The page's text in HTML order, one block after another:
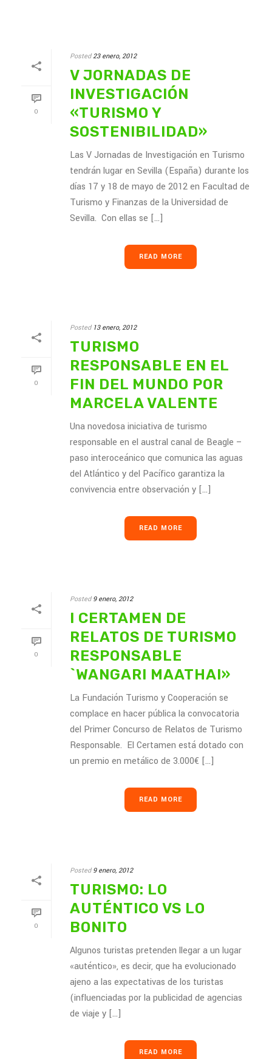
0
Posted 23 enero, 2012
V JORNADAS DE
INVESTIGACIÓN
«TURISMO Y
SOSTENIBILIDAD»
Las V Jornadas de Investigación en Turismo
tendrán lugar en Sevilla (España) durante los
días 17 y 18 de mayo de 2012 en Facultad de
Turismo y Finanzas de la Universidad de
Sevilla. Con ellas se [...]
READ MORE
0
Posted 13 enero, 2012
TURISMO
RESPONSABLE EN EL
FIN DEL MUNDO POR
MARCELA VALENTE
Una novedosa iniciativa de turismo
responsable en el austral canal de Beagle –
paso interoceánico que comunica las aguas
del Atlántico y del Pacífico garantiza la
convivencia entre observación y [...]
READ MORE
0
Posted 9 enero, 2012
I CERTAMEN DE
RELATOS DE TURISMO
RESPONSABLE
`WANGARI MAATHAI»
La Fundación Turismo y Cooperación se
complace en hacer pública la convocatoria
del Primer Concurso de Relatos de Turismo
Responsable. El Certamen está dotado con
un premio en metálico de 3.000€ [...]
READ MORE
0
Posted 9 enero, 2012
TURISMO: LO
AUTÉNTICO VS LO
BONITO
Algunos turistas pretenden llegar a un lugar
«auténtico», es decir, que ha evolucionado
ajeno a las expectativas de los turistas
(influenciadas por la publicidad de agencias
de viaje y [...]
READ MORE